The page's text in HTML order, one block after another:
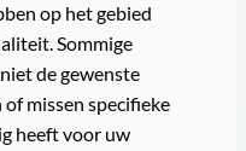
op het gebied
Sommige
de gewenste
missen specifieke
heeft voor uw